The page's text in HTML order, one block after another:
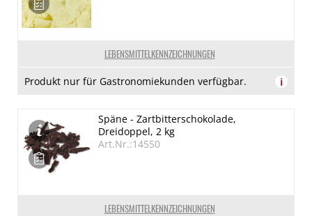
LEBENSMITTELKENNZEICHNUNGEN
Produkt nur für Gastronomiekunden verfügbar. i
LEBENSMITTELKENNZEICHNUNGEN
Späne - Zartbitterschokolade,
Dreidoppel, 2 kg
Art.Nr.:14550